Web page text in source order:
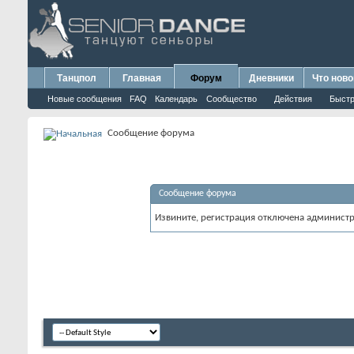
Танцпол Главная Форум
Новые сообщения FAQ Календарь Сообщество Действия
Дневники Что
Сообщение форума
Сообщение форума
Извините, регистрация отключена